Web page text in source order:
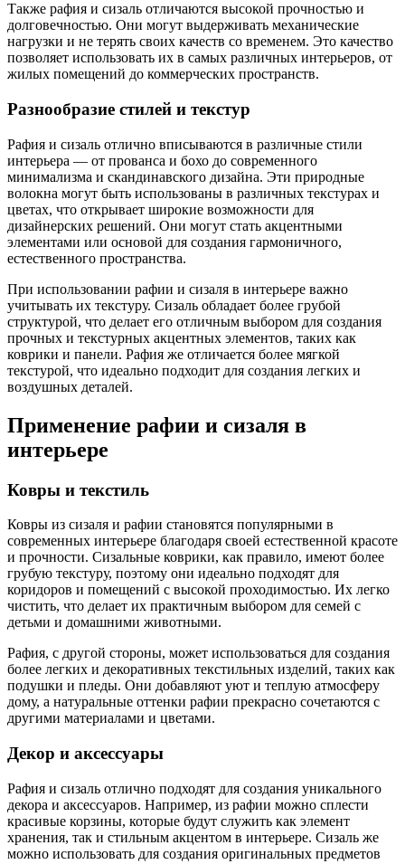
Также рафия и сизаль отличаются высокой прочностью и
долговечностью. Они могут выдерживать механические
нагрузки и не терять своих качеств со временем. Это качество
позволяет использовать их в самых различных интерьеров, от
жилых помещений до коммерческих пространств.
Разнообразие стилей и текстур
Рафия и сизаль отлично вписываются в различные стили
интерьера — от прованса и бохо до современного
минимализма и скандинавского дизайна. Эти природные
волокна могут быть использованы в различных текстурах и
цветах, что открывает широкие возможности для
дизайнерских решений. Они могут стать акцентными
элементами или основой для создания гармоничного,
естественного пространства.
При использовании рафии и сизаля в интерьере важно
учитывать их текстуру. Сизаль обладает более грубой
структурой, что делает его отличным выбором для создания
прочных и текстурных акцентных элементов, таких как
коврики и панели. Рафия же отличается более мягкой
текстурой, что идеально подходит для создания легких и
воздушных деталей.
Применение рафии и сизаля в
интерьере
Ковры и текстиль
Ковры из сизаля и рафии становятся популярными в
современных интерьере благодаря своей естественной красоте
и прочности. Сизальные коврики, как правило, имеют более
грубую текстуру, поэтому они идеально подходят для
коридоров и помещений с высокой проходимостью. Их легко
чистить, что делает их практичным выбором для семей с
детьми и домашними животными.
Рафия, с другой стороны, может использоваться для создания
более легких и декоративных текстильных изделий, таких как
подушки и пледы. Они добавляют уют и теплую атмосферу
дому, а натуральные оттенки рафии прекрасно сочетаются с
другими материалами и цветами.
Декор и аксессуары
Рафия и сизаль отлично подходят для создания уникального
декора и аксессуаров. Например, из рафии можно сплести
красивые корзины, которые будут служить как элемент
хранения, так и стильным акцентом в интерьере. Сизаль же
можно использовать для создания оригинальных предметов